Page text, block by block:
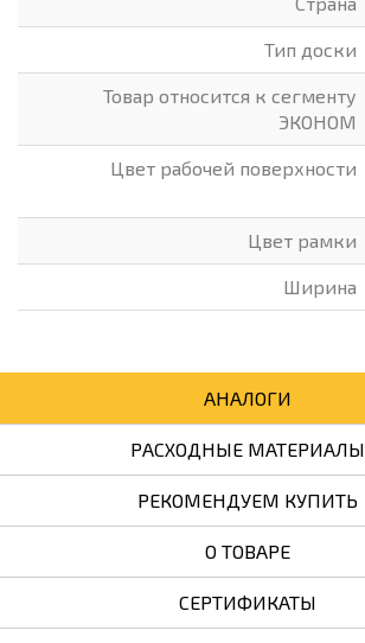
Тип доски
Товар относится к сегменту
ЭКОНОМ
Цвет рабочей поверхности
Цвет рамки
Ширина
АНАЛОГИ
РАСХОДНЫЕ МАТЕРИАЛЫ
РЕКОМЕНДУЕМ КУПИТЬ
О ТОВАРЕ
СЕРТИФИКАТЫ